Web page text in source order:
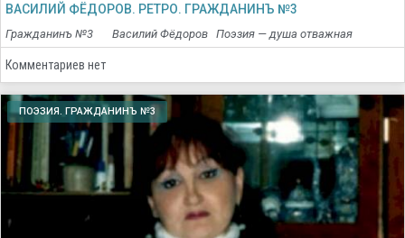
ВАСИЛИЙ ФЁДОРОВ. РЕТРО. ГРАЖДАНИНЪ №3
Гражданинъ №3 Василий Фёдоров Поэзия — душа отважная
Комментариев нет
ПОЭЗИЯ. ГРАЖДАНИНЪ №3